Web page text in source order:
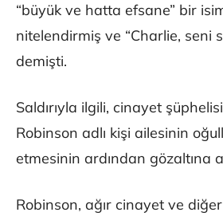
“büyük ve hatta efsane” bir
nitelendirmiş ve “Charlie, seni
demişti.
Saldırıyla ilgili, cinayet
Robinson adlı kişi ailesinin
etmesinin ardından gözaltına
Robinson, ağır cinayet ve